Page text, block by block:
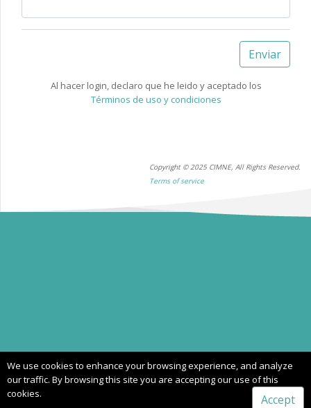
Enviar
Al hacer login, declaro que he leido y aceptado los
Términos de uso y condiciones
Copyright © 2025 CIMNE, All Rights Reserved.
Terms of service
We use cookies to enhance your browsing experience, and analyze
our traffic. By browsing this site you are accepting our use of this
cookies.
Accept